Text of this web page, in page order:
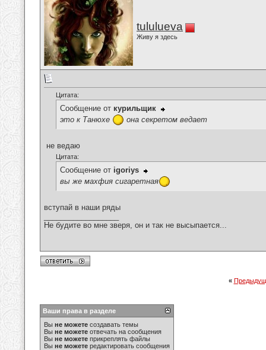
tululueva
Живу я здесь
Цитата:
Сообщение от курильщик
это к Танюхе
она секретом ведает
не ведаю
Цитата:
Сообщение от igoriys
вы же махфия сигаретная
вступай в наши ряды
Не будите во мне зверя, он и так не высыпается...
«
Ваши права в разделе
Вы не можете создавать темы
Вы не можете отвечать на сообщения
Вы не можете прикреплять файлы
Вы не можете редактировать сообщения